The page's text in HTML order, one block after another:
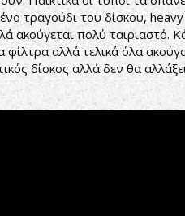
τραγούδι του δίσκου,
ακούγεται πολύ ταιριαστό.
φίλτρα αλλά τελικά όλα
δίσκος αλλά δεν θα